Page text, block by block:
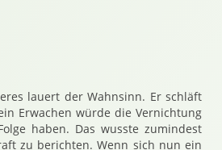
lauert der Wahnsinn. Er schläft
Erwachen würde die Vernichtung
haben. Das wusste zumindest
zu berichten. Wenn sich nun ein